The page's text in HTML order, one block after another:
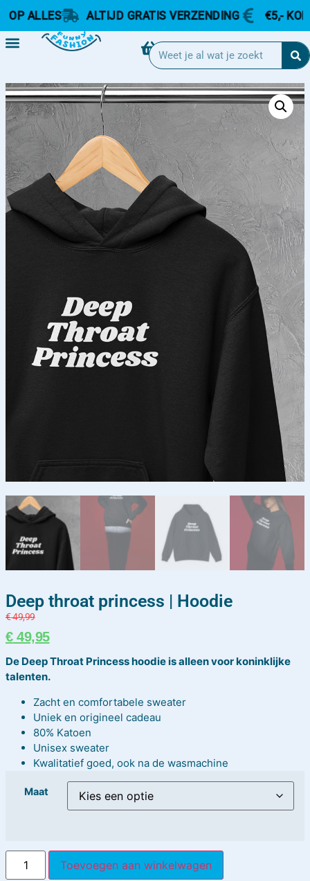
ALLES ALTIJD GRATIS VERZENDING €5,-
Deep throat princess | Hoodie
€49,99
€49,95
De Deep Throat Princess hoodie is alleen voor koninklijke
talenten.
Zacht en comfortabele sweater
Uniek en origineel cadeau
80% Katoen
Unisex sweater
Kwalitatief goed, ook na de wasmachine
Maat
Toevoegen aan winkelwagen